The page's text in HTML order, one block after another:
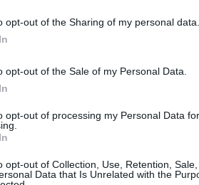
opt-out of the Sharing of my personal data.
opt-out of the Sale of my Personal Data.
opt-out of processing my Personal Data
opt-out of Collection, Use, Retention,
Data that Is Unrelated with the
szívemmel nem éreztem,
bezárul ez a kör, de ez
körét. Szívesen